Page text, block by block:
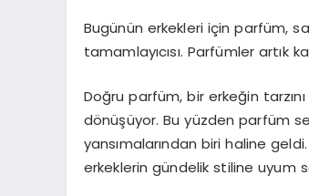
Bugünün erkekleri için parfüm,
tamamlayıcısı. Parfümler artık
Doğru parfüm, bir erkeğin
dönüşüyor. Bu yüzden parfüm
yansımalarından biri haline
erkeklerin gündelik stiline uyum